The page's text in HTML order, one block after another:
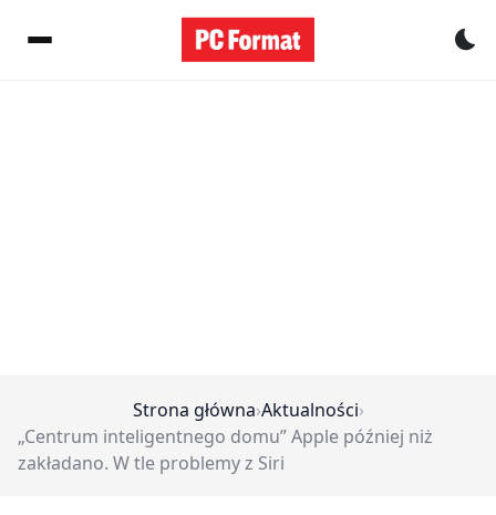
Strona główna›Aktualności›
„Centrum inteligentnego domu” Apple później niż
zakładano. W tle problemy z Siri